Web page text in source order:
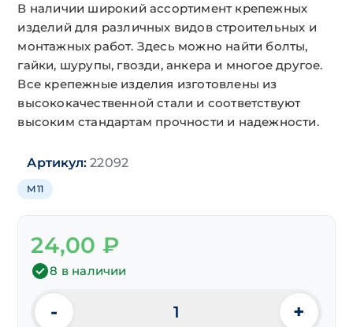
В наличии широкий ассортимент крепежных
изделий для различных видов строительных и
монтажных работ. Здесь можно найти болты,
гайки, шурупы, гвозди, анкера и многое другое.
Все крепежные изделия изготовлены из
высококачественной стали и соответствуют
высоким стандартам прочности и надежности.
Артикул: 22092
М11
24,00 ₽
8 в наличии
Количество
- +